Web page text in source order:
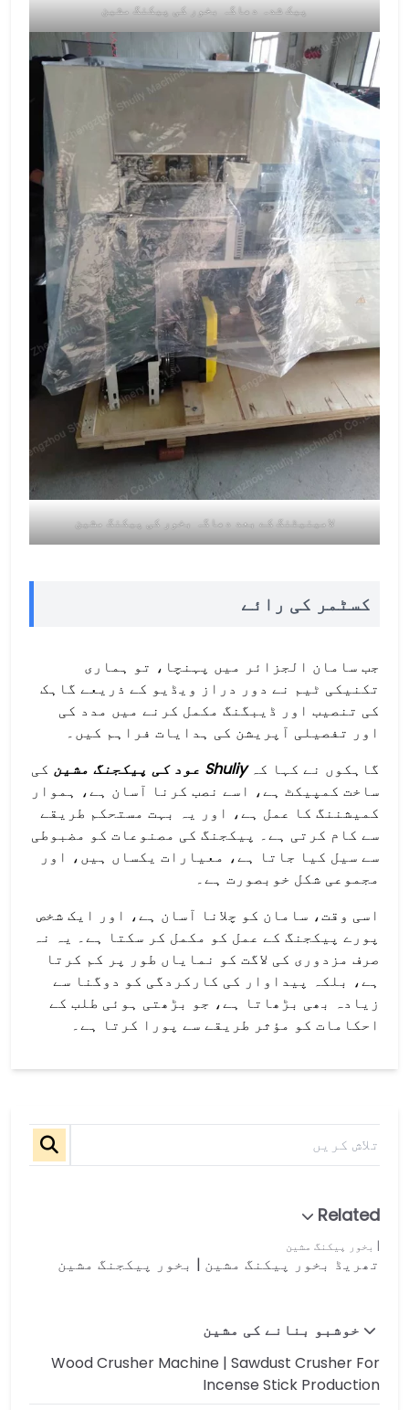
بخور پیکنگ مشین
تھریڈ بخور پیکنگ مشین | بخور پیکجنگ مشین
خوشبو بنانے کی مشین
Wood Crusher Machine | Sawdust Crusher For
Incense Stick Production
پیک شدہ دھاگہ بخور کی پیکنگ مشین
لامینیٹنگ کے بعد دھاگہ بخور کی پیکنگ مشین
کسٹمر کی رائے
جب سامان الجزائر میں پہنچا، تو ہماری
تکنیکی ٹیم نے دور دراز ویڈیو کے ذریعے گاہک
کی تنصیب اور ڈیبگنگ مکمل کرنے میں مدد کی
اور تفصیلی آپریشن کی ہدایات فراہم کیں۔
گاہکوں نے کہا کہShuliy عود کی پیکجنگ مشین
کی
ساخت کمپیکٹ ہے، اسے نصب کرنا آسان ہے، ہموار
کمیشننگ کا عمل ہے، اور یہ بہت مستحکم طریقے
سے کام کرتی ہے۔ پیکجنگ کی مصنوعات کو مضبوطی
سے سیل کیا جاتا ہے، معیارات یکساں ہیں، اور
مجموعی شکل خوبصورت ہے۔
اسی وقت، سامان کو چلانا آسان ہے، اور ایک شخص
پورے پیکجنگ کے عمل کو مکمل کر سکتا ہے۔ یہ نہ
صرف مزدوری کی لاگت کو نمایاں طور پر کم کرتا
ہے، بلکہ پیداوار کی کارکردگی کو دوگنا سے
زیادہ بھی بڑھاتا ہے، جو بڑھتی ہوئی طلب کے
احکامات کو مؤثر طریقے سے پورا کرتا ہے۔